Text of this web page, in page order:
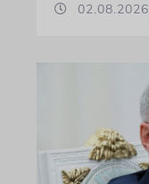
02.08.2026